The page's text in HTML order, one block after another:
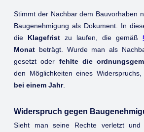
Stimmt der Nachbar dem Bauvorhaben
Baugenehmigung als Dokument. In
die Klagefrist zu laufen, die gemäß
Monat beträgt. Wurde man als
gesetzt oder fehlte die
den Möglichkeiten eines
bei einem Jahr.
Widerspruch gegen
Sieht man seine Rechte verletzt